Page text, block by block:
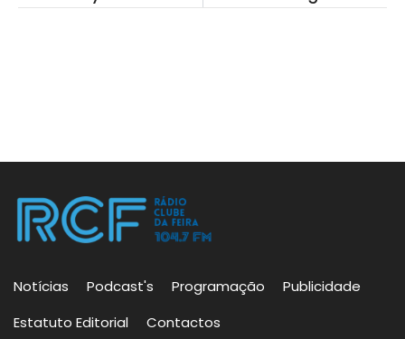
Notícias Podcast's Programação
Publicidade
Estatuto Editorial
Contactos